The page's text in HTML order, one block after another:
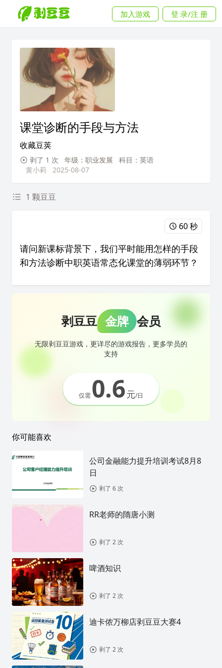
加入游戏 登 录/注 册
课堂诊断的手段与方法
收藏豆荚
剥了 1 次 年级：职业发展
科目：英语
黄小莉
2025-08-07
1 颗豆豆
60 秒
请问新课标背景下，我们平时能用怎样的手段
和方法诊断中职英语常态化课堂的薄弱环节？
剥豆豆 金牌 会员
无限剥豆豆游戏，更详尽的游戏报告，更多学员的
支持
仅需0.6元/日
你可能喜欢
公司金融能力提升培训考试8月8
日
剥了 6 次
RR老师的隋唐小测
剥了 2 次
啤酒知识
剥了 2 次
迪卡侬万柳店剥豆豆大赛4
剥了 2 次